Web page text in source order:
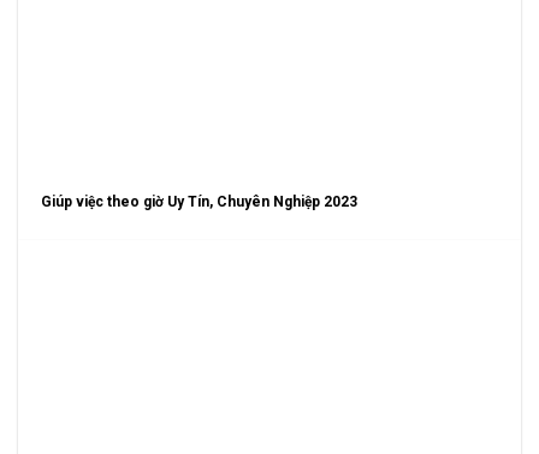
Giúp việc theo giờ Uy Tín, Chuyên Nghiệp 2023